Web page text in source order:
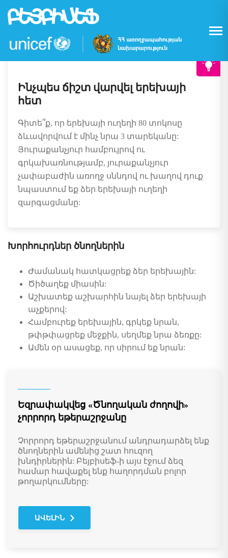
Skip
©UNICEF Armenia/2016/Pirozzi
Ինչպես ճիշտ վարվել երեխայի
հետ
Գիտե՞ք, որ երեխայի ուղեղի 80 տոկոսը
ձևավորվում է մինչ նրա 3 տարեկանը:
Յուրաքանչյուր համբույրով ու
գրկախառնությամբ, յուրաքանչյուր
չափաբաժին առողջ սննդով ու խաղով դուք
նպաստում եք ձեր երեխայի ուղեղի
զարգացմանը:
Խորհուրդներ ծնողներին
Ժամանակ հատկացրեք ձեր երեխային:
Ծիծաղեք միասին:
Աշխատեք աշխարհին նայել ձեր երեխայի
աչքերով:
Համբուրեք երեխային, գրկեք նրան,
թփթփացրեք մեջքին, սեղմեք նրա ձեռքը:
Ամեն օր ասացեք, որ սիրում եք նրան:
Եզրափակվեց «Ծնողական ժողովի»
չորրորդ եթերաշրջանը
Չորրորդ եթերաշրջանում անդրադարձել ենք
ծնողներին ամենից շատ հուզող
խնդիրներին: Բեյբիսեֆ-ի այս էջում ձեզ
համար հավաքել ենք հաղորդման բոլոր
թողարկումները:
ԱՎԵԼԻՆ